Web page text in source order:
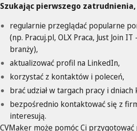
Szukając pierwszego
regularnie przeglądać popularne
(np. Pracuj.pl, OLX Praca, Just Join
branży),
aktualizować profil na LinkedIn,
korzystać z kontaktów i poleceń,
brać udział w targach pracy i dniach
bezpośrednio kontaktować się z
interesują.
CVMaker może pomóc Ci przygotować